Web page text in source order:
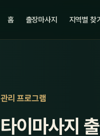
홈 출장마사지 지역별 찾기
관리 프로그램
타이마사지